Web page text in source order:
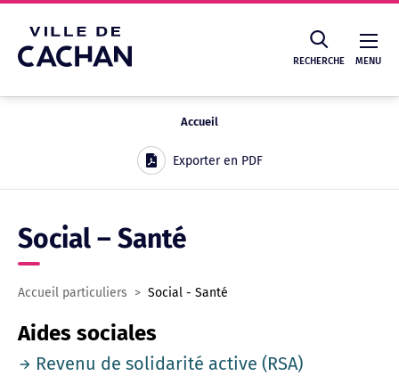
RECHERCHE MENU
Recherche
Accueil
Exporter en PDF
Social – Santé
Accueil particuliers > Social - Santé
Aides sociales
Revenu de solidarité active (RSA)
Cookies management panel